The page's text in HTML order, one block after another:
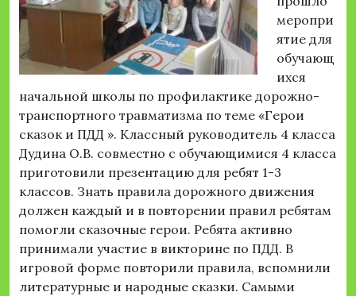
меропри
ятие для
обучающ
ихся
начальной школы по профилактике дорожно-
транспортного травматизма по теме «Герои
сказок и ПДД ». Классный руководитель 4 класса
Дудина О.В. совместно с обучающимися 4 класса
приготовили презентацию для ребят 1-3
классов. Знать правила дорожного движения
должен каждый и в повторении правил ребятам
помогли сказочные герои. Ребята активно
принимали участие в викторине по ПДД. В
игровой форме повторили правила, вспомнили
литературные и народные сказки. Самыми